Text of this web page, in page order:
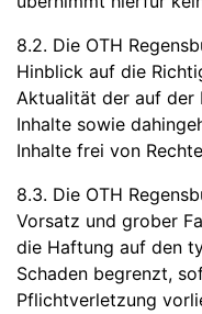
8.2. Die OTH
Hinblick auf die
Aktualität der auf der
Inhalte sowie
Inhalte frei von
8.3. Die OTH
Vorsatz und grober
die Haftung auf den
Schaden begrenzt,
Pflichtverletzung